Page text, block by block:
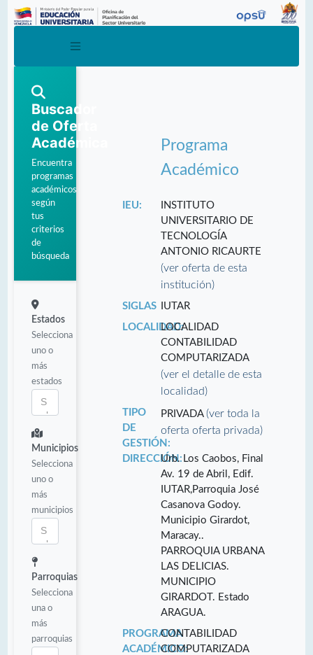
Buscador
de Oferta
Académica
Encuentra
programas
académicos
según
tus
criterios
de
búsqueda
Estados
Selecciona
uno o
más
estados
Municipios
Selecciona
uno o
más
municipios
Parroquias
Selecciona
una o
más
parroquias
Programa
Académico
IEU:
INSTITUTO
UNIVERSITARIO DE
TECNOLOGÍA
ANTONIO RICAURTE
(ver oferta de esta
institución)
SIGLAS
IUTAR
LOCALIDAD:LOCALIDAD
CONTABILIDAD
COMPUTARIZADA
(ver el detalle de esta
localidad)
TIPO
DE
GESTIÓN:
PRIVADA(ver toda la
oferta oferta privada)
DIRECCIÓN:Urb. Los Caobos, Final
Av. 19 de Abril, Edif.
IUTAR,Parroquia José
Casanova Godoy.
Municipio Girardot,
Maracay..
PARROQUIA URBANA
LAS DELICIAS.
MUNICIPIO
GIRARDOT. Estado
ARAGUA.
PROGRAMA
ACADÉMICO:
CONTABILIDAD
COMPUTARIZADA